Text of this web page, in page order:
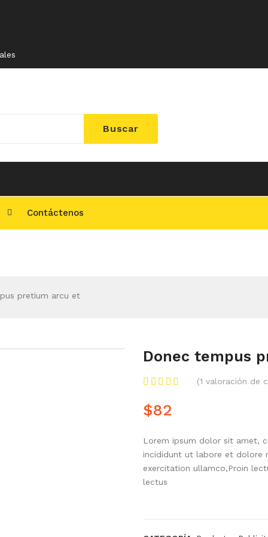
Buscar
Contáctenos
pretium arcu et
Donec tempus
(1 valoración de
$82
Lorem ipsum dolor sit amet,
incididunt ut labore et dolore
exercitation ullamco,Proin
lectus